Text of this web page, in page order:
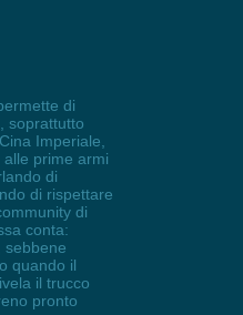
di
soprattutto
Imperiale,
prime armi
di
di rispettare
di
conta:
sebbene
quando il
il trucco
pronto